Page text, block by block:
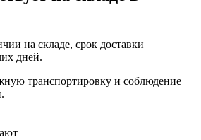
на складе, срок доставки
дней.
транспортировку и соблюдение